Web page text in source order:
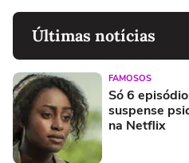
Últimas notícias
FAMOSOS
Só 6
suspense
na Netflix